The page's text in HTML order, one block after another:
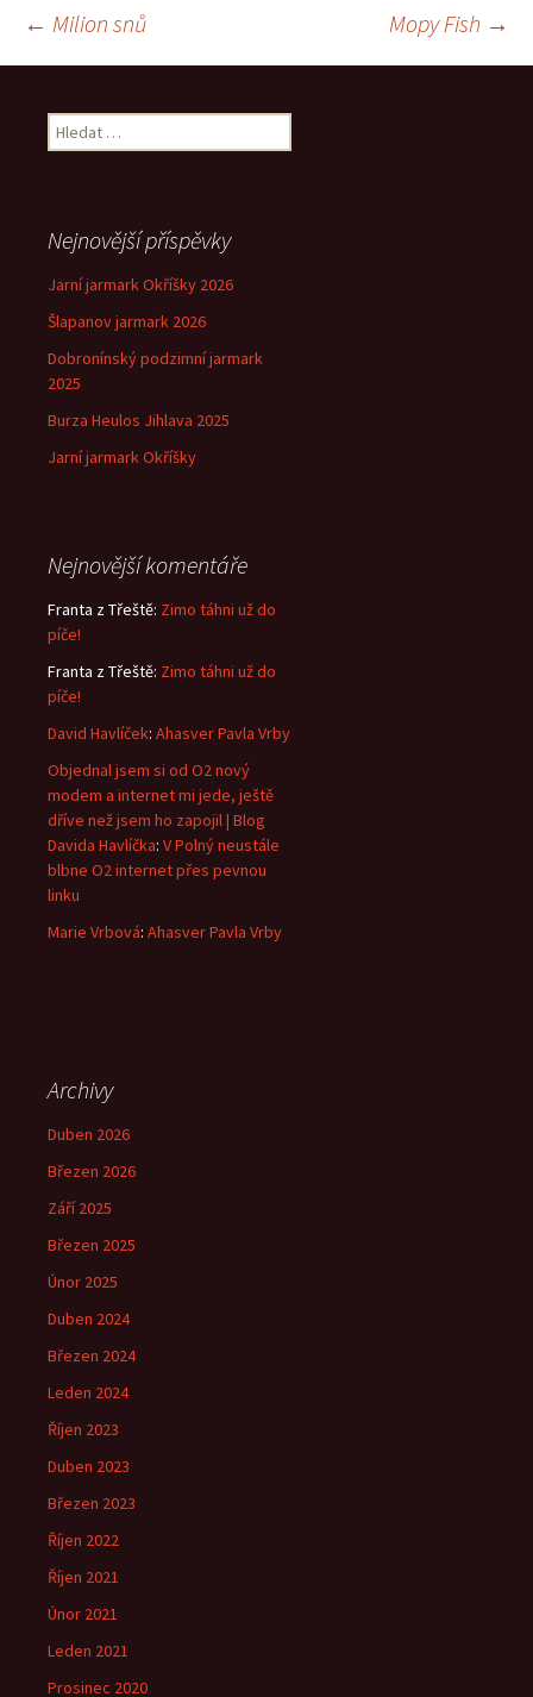
Navigace
pro
← Milion snů Mopy Fish →
Vyhledávání
Nejnovější příspěvky
Jarní jarmark Okříšky 2026
Šlapanov jarmark 2026
Dobronínský podzimní jarmark
2025
Burza Heulos Jihlava 2025
Jarní jarmark Okříšky
Nejnovější komentáře
Franta z Třeště: Zimo táhni už do
píče!
Franta z Třeště: Zimo táhni už do
píče!
David Havlíček: Ahasver Pavla Vrby
Objednal jsem si od O2 nový
modem a internet mi jede, ještě
dříve než jsem ho zapojil | Blog
Davida Havlíčka: V Polný neustále
blbne O2 internet přes pevnou
linku
Marie Vrbová: Ahasver Pavla Vrby
Archivy
Duben 2026
Březen 2026
Září 2025
Březen 2025
Únor 2025
Duben 2024
Březen 2024
Leden 2024
Říjen 2023
Duben 2023
Březen 2023
Říjen 2022
Říjen 2021
Únor 2021
Leden 2021
Prosinec 2020